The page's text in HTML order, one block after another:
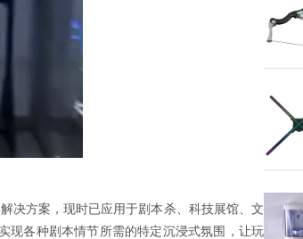
决方案，现时已应用于剧本杀、科技展馆、文
现各种剧本情节所需的特定沉浸式氛围，让玩